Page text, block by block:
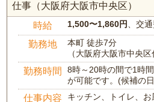
仕事（大阪府大阪市中央区）
時給 1,500〜1,860円、交
勤務地
本町 徒歩7分
（大阪府大阪市中央区
勤務時間
8時～20時の間で1時
が可能です。(候補の
仕事内容 キッチン、トイレ、